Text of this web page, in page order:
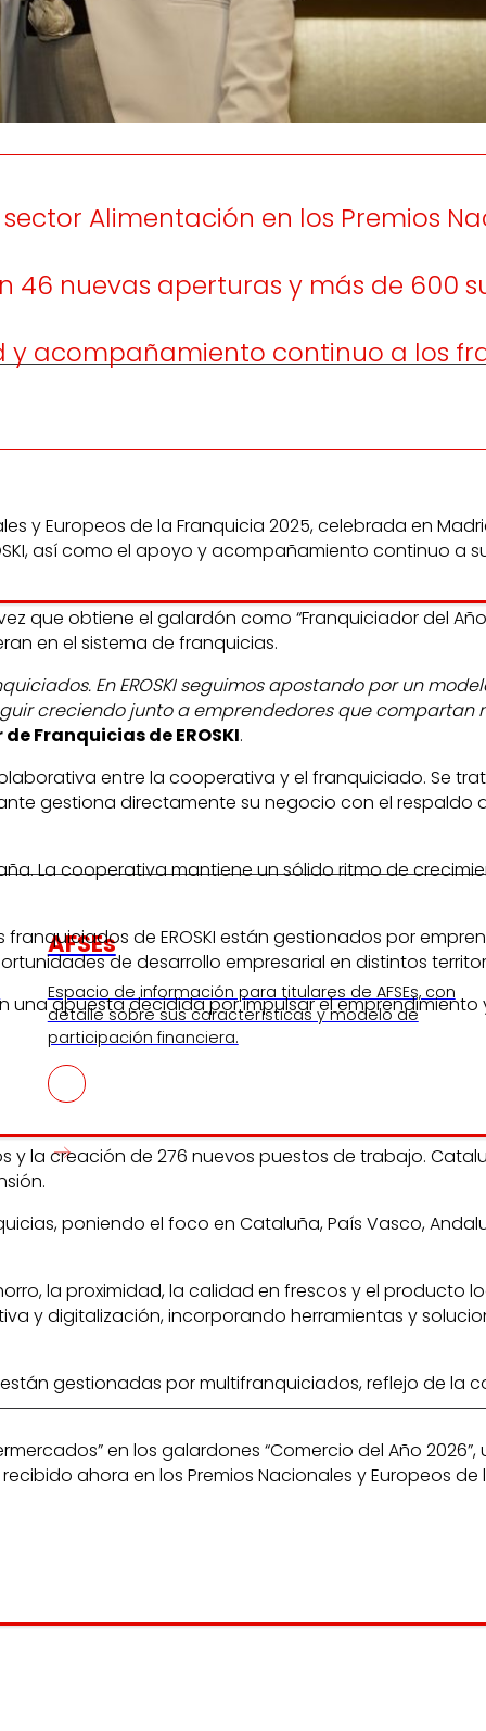
AFSEs
Espacio de información para titulares de AFSEs, con
detalle sobre sus características y modelo de
participación financiera.
Alimentación en los Premios
46 nuevas aperturas y más de 600
y acompañamiento continuo a los
y Europeos de la Franquicia 2025, celebrada en
así como el apoyo y acompañamiento continuo a
que obtiene el galardón como “Franquiciador del
en el sistema de franquicias.
En EROSKI seguimos apostando por un
creciendo junto a emprendedores que compartan
Franquicias de EROSKI.
entre la cooperativa y el franquiciado. Se
gestiona directamente su negocio con el respaldo
La cooperativa mantiene un sólido ritmo de
de EROSKI están gestionados por
de desarrollo empresarial en distintos
apuesta decidida por impulsar el
y la creación de 276 nuevos puestos de trabajo.
poniendo el foco en Cataluña, País Vasco,
la proximidad, la calidad en frescos y el producto
y digitalización, incorporando herramientas y
gestionadas por multifranquiciados, reflejo de
en los galardones “Comercio del Año
ahora en los Premios Nacionales y Europeos de